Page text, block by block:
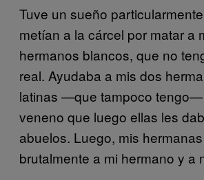
Tuve un sueño
metían a la cárcel por matar a
hermanos blancos, que no
real. Ayudaba a mis dos
latinas —que tampoco tengo—
veneno que luego ellas les
abuelos. Luego, mis
brutalmente a mi hermano y a